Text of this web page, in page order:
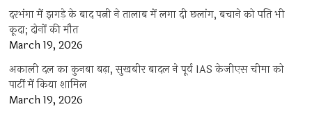
दरभंगा में झगड़े के बाद पत्नी ने तालाब में लगा दी छलांग, बचाने को पति भी
कूदा; दोनों की मौत
March 19, 2026
अकाली दल का कुनबा बढ़ा, सुखबीर बादल ने पूर्व IAS केजीएस चीमा को
पार्टी में किया शामिल
March 19, 2026